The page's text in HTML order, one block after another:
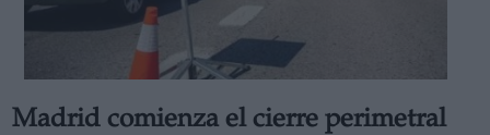
Madrid comienza el cierre perimetral